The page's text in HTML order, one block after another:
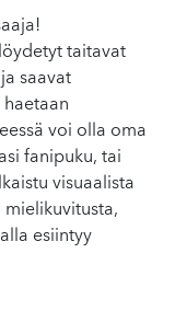
taitavat
saavat
voi olla oma
fanipuku, tai
visuaalista
mielikuvitusta,
esiintyy